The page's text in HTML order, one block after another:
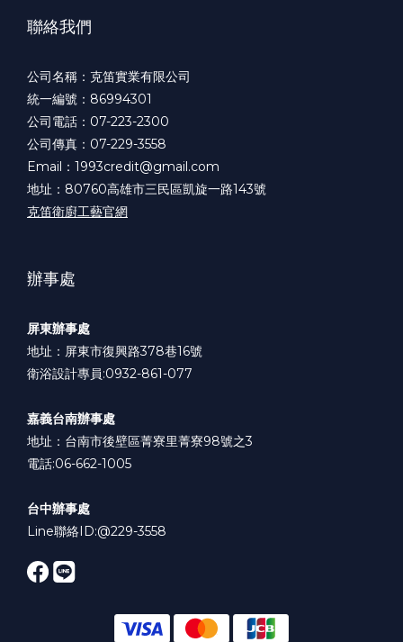
聯絡我們
公司名稱：克笛實業有限公司
統一編號：86994301
公司電話：07-223-2300
公司傳真：07-229-3558
Email：1993credit@gmail.com
地址：80760高雄市三民區凱旋一路143號
克笛衛廚工藝官網
辦事處
屏東辦事處
地址：屏東市復興路378巷16號
衛浴設計專員:0932-861-077
嘉義台南辦事處
地址：台南市後壁區菁寮里菁寮98號之3
電話:06-662-1005
台中辦事處
Line聯絡ID:@229-3558